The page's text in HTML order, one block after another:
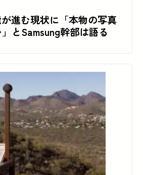
進む現状に「本物の写真
とSamsung幹部は語る